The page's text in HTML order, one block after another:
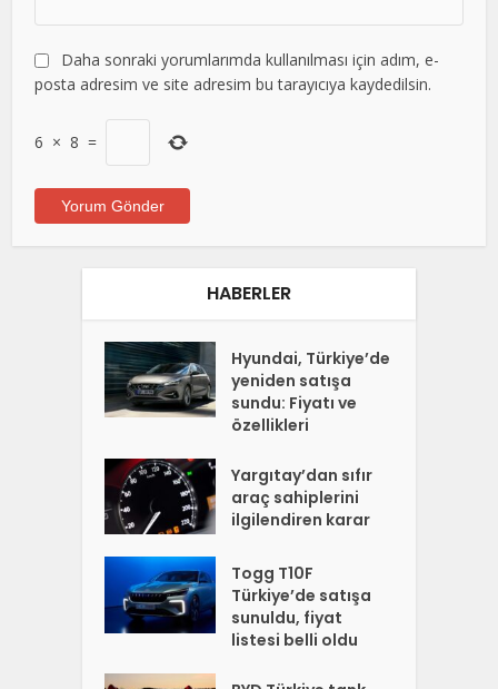
Daha sonraki yorumlarımda kullanılması için adım, e-
posta adresim ve site adresim bu tarayıcıya kaydedilsin.
6 × 8 =
HABERLER
Hyundai, Türkiye’de
yeniden satışa
sundu: Fiyatı ve
özellikleri
Yargıtay’dan sıfır
araç sahiplerini
ilgilendiren karar
Togg T10F
Türkiye’de satışa
sunuldu, fiyat
listesi belli oldu